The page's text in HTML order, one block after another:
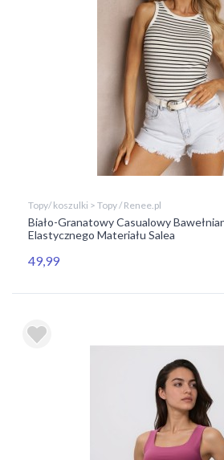
Topy/ koszulki > Topy / Renee.pl
Biało-Granatowy Casualowy
Elastycznego Materiału Salea
49,99